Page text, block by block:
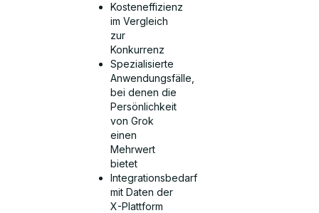
Kosteneffizienz
im Vergleich
zur
Konkurrenz
Spezialisierte
Anwendungsfälle,
bei denen die
Persönlichkeit
von Grok
einen
Mehrwert
bietet
Integrationsbedarf
mit Daten der
X-Plattform